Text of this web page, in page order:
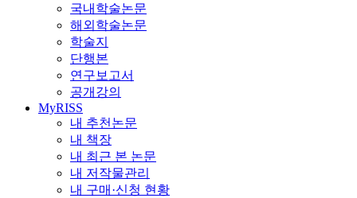
국내학술논문
해외학술논문
학술지
단행본
연구보고서
공개강의
MyRISS
내 추천논문
내 책장
내 최근 본 논문
내 저작물관리
내 구매·신청 현황